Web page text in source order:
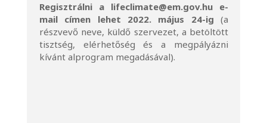
Regisztrálni a lifeclimate@em.gov.hu e-
mail címen lehet 2022. május 24-ig (a
részvevő neve, küldő szervezet, a betöltött
tisztség, elérhetőség és a megpályázni
kívánt alprogram megadásával).